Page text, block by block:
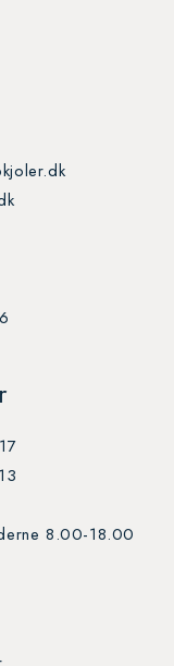
8.00-18.00